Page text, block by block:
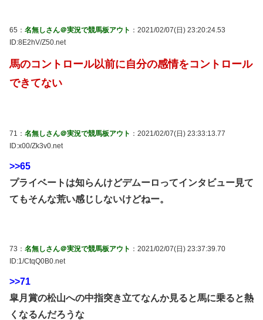
65： 名無しさん＠実況で競馬板アウト ：2021/02/07(日) 23:20:24.53
ID:8E2hV/Z50.net
馬のコントロール以前に自分の感情をコントロール
できてない
71： 名無しさん＠実況で競馬板アウト ：2021/02/07(日) 23:33:13.77
ID:x00/Zk3v0.net
>>65
プライベートは知らんけどデムーロってインタビュー見て
てもそんな荒い感じしないけどねー。
73： 名無しさん＠実況で競馬板アウト ：2021/02/07(日) 23:37:39.70
ID:1/CtqQ0B0.net
>>71
皐月賞の松山への中指突き立てなんか見ると馬に乗ると熱
くなるんだろうな